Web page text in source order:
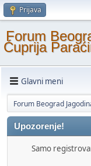
Prijava
Forum
Ćuprija
Glavni meni
Forum Beograd
Upozorenje!
Samo